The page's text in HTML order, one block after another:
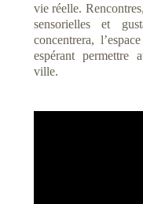
vie réelle.
sensorielles et
concentrera,
espérant permettre
ville.